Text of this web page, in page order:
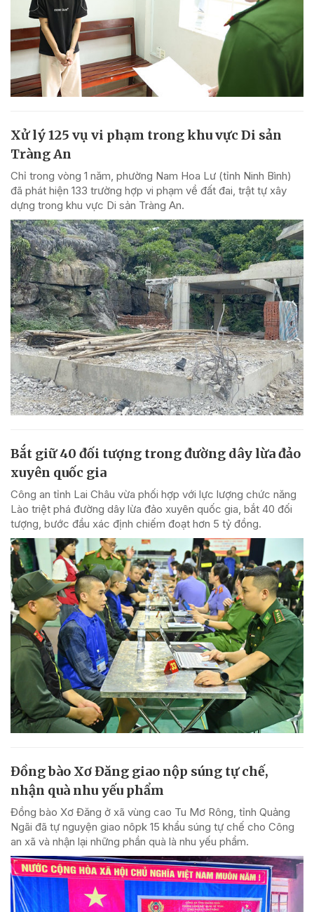
Xử lý 125 vụ vi phạm trong khu vực Di sản
Tràng An
Chỉ trong vòng 1 năm, phường Nam Hoa Lư (tỉnh Ninh Bình)
đã phát hiện 133 trường hợp vi phạm về đất đai, trật tự xây
dựng trong khu vực Di sản Tràng An.
Bắt giữ 40 đối tượng trong đường dây lừa đảo
xuyên quốc gia
Công an tỉnh Lai Châu vừa phối hợp với lực lượng chức năng
Lào triệt phá đường dây lừa đảo xuyên quốc gia, bắt 40 đối
tượng, bước đầu xác định chiếm đoạt hơn 5 tỷ đồng.
Đồng bào Xơ Đăng giao nộp súng tự chế,
nhận quà nhu yếu phẩm
Đồng bào Xơ Đăng ở xã vùng cao Tu Mơ Rông, tỉnh Quảng
Ngãi đã tự nguyện giao nôpk 15 khẩu súng tự chế cho Công
an xã và nhận lại những phần quà là nhu yếu phẩm.